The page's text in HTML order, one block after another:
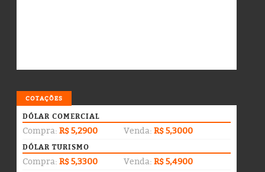
COTAÇÕES
DÓLAR COMERCIAL
Compra: R$ 5,2900 Venda: R$ 5,3000
DÓLAR TURISMO
Compra: R$ 5,3300 Venda: R$ 5,4900